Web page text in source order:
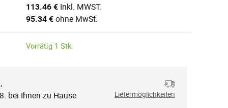
113.46 € Inkl. MWST.
95.34 €ohne MwSt.
Vorrätig 1 Stk.
,
bei Ihnen zu Hause
Liefermöglichkeiten